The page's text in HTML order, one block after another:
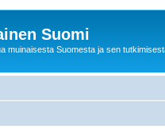
Suomi
muinaisesta Suomesta ja sen